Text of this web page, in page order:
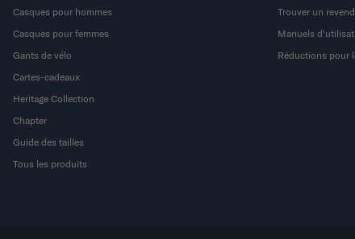
Casques pour hommes
Casques pour femmes
Gants de vélo
Cartes-cadeaux
Heritage Collection
Chapter
Guide des tailles
Tous les produits
Trouver un
Manuels
Réductions pour